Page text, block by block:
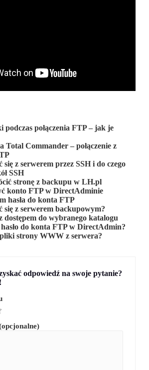
podczas połączenia FTP – jak je
Total Commander – połączenie z
się z serwerem przez SSH i do czego
SSH
stronę z backupu w LH.pl
konto FTP w DirectAdminie
hasła do konta FTP
się z serwerem backupowym?
dostępem do wybranego katalogu
do konta FTP w DirectAdmin?
strony WWW z serwera?
odpowiedź na swoje pytanie?